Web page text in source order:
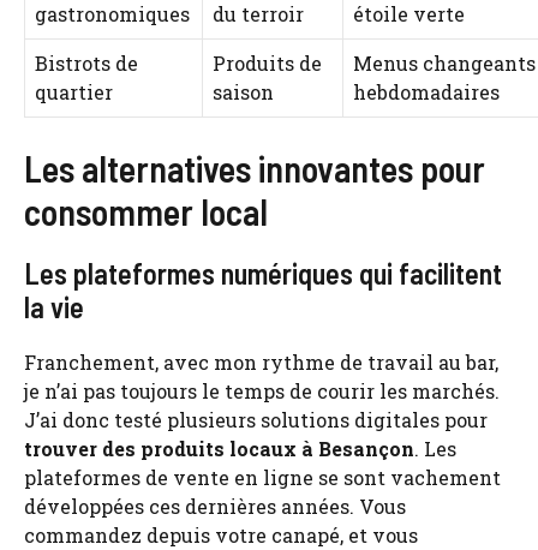
gastronomiques
du terroir
étoile verte
Bistrots de
quartier
Produits de
saison
Menus changeants
hebdomadaires
Les alternatives innovantes pour
consommer local
Les plateformes numériques qui facilitent
la vie
Franchement, avec mon rythme de travail au bar,
je n’ai pas toujours le temps de courir les marchés.
J’ai donc testé plusieurs solutions digitales pour
trouver des produits locaux à Besançon. Les
plateformes de vente en ligne se sont vachement
développées ces dernières années. Vous
commandez depuis votre canapé, et vous